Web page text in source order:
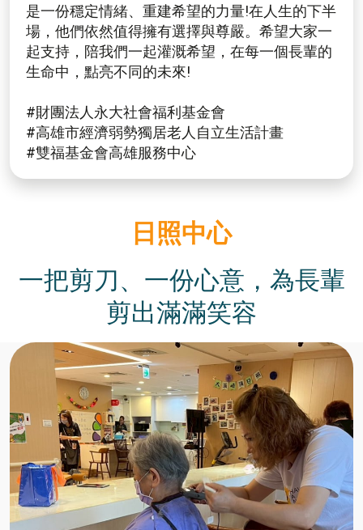
是一份穩定情緒、重建希望的力量!在人生的下半
場，他們依然值得擁有選擇與尊嚴。希望大家一
起支持，陪我們一起灌溉希望，在每一個長輩的
生命中，點亮不同的未來!
#財團法人永大社會福利基金會
#高雄市經濟弱勢獨居老人自立生活計畫
#雙福基金會高雄服務中心
日照中心
一把剪刀、一份心意，為長輩
剪出滿滿笑容